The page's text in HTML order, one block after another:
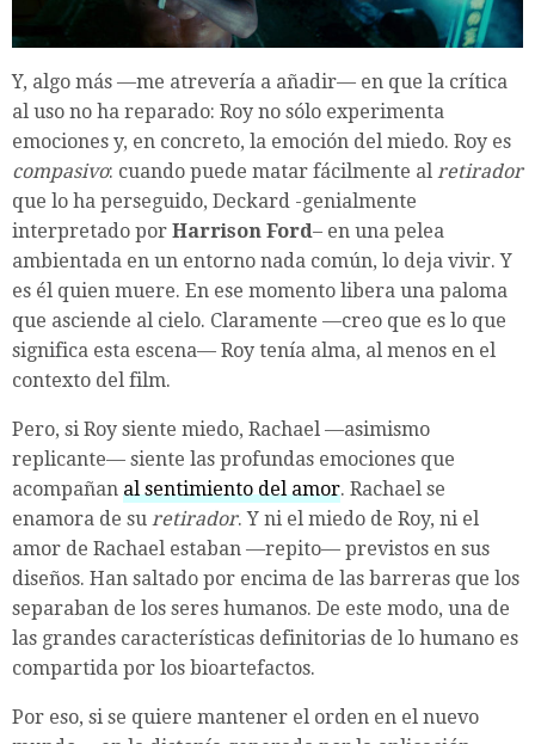
Y, algo más —me atrevería a añadir— en que la crítica
al uso no ha reparado: Roy no sólo experimenta
emociones y, en concreto, la emoción del miedo. Roy es
compasivo: cuando puede matar fácilmente al retirador
que lo ha perseguido, Deckard -genialmente
interpretado por Harrison Ford– en una pelea
ambientada en un entorno nada común, lo deja vivir. Y
es él quien muere. En ese momento libera una paloma
que asciende al cielo. Claramente —creo que es lo que
significa esta escena— Roy tenía alma, al menos en el
contexto del film.
Pero, si Roy siente miedo, Rachael —asimismo
replicante— siente las profundas emociones que
acompañan al sentimiento del amor. Rachael se
enamora de su retirador. Y ni el miedo de Roy, ni el
amor de Rachael estaban —repito— previstos en sus
diseños. Han saltado por encima de las barreras que los
separaban de los seres humanos. De este modo, una de
las grandes características definitorias de lo humano es
compartida por los bioartefactos.
Por eso, si se quiere mantener el orden en el nuevo